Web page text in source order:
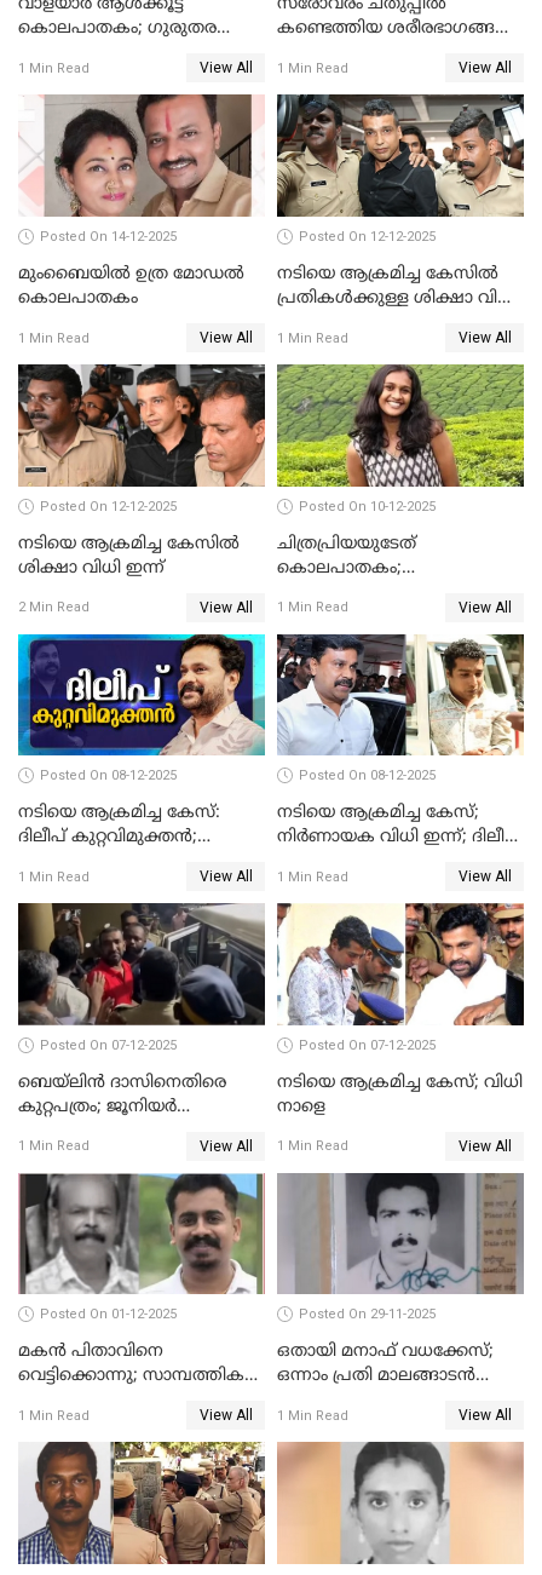
വാളയാർ ആൾക്കൂട്ട
കൊലപാതകം; ഗുരുതര
1 Min Read View All
സരോവരം ചതുപ്പിൽ
കണ്ടെത്തിയ ശരീരഭാഗങ്ങൾ
ഡി.എൻ.എ പരിശോധനയിൽ
സ്ഥിരീകരണം
1 Min Read View All
Posted On 14-12-2025
മുംബൈയില്‍ ഉത്ര മോഡല്‍
കൊലപാതകം
1 Min Read View All
Posted On 12-12-2025
നടിയെ ആക്രമിച്ച കേസില്‍
പ്രതികള്‍ക്കുള്ള ശിക്ഷാ വിധി
1 Min Read View All
Posted On 12-12-2025
നടിയെ ആക്രമിച്ച കേസിൽ
ശിക്ഷാ വിധി ഇന്ന്
2 Min Read View All
Posted On 10-12-2025
ചിത്രപ്രിയയുടേത്
കൊലപാതകം;
സമ്മതിച്ചെന്ന് പൊലീസ്
1 Min Read View All
Posted On 08-12-2025
നടിയെ ആക്രമിച്ച കേസ്:
ദിലീപ് കുറ്റവിമുക്തന്‍;
പ്രതികള്‍ കുറ്റക്കാര്‍;
ശിക്ഷവിധി 12 ന്
1 Min Read View All
Posted On 08-12-2025
നടിയെ ആക്രമിച്ച കേസ്;
നിർണായക വിധി ഇന്ന്; ദിലീപ്
1 Min Read View All
Posted On 07-12-2025
ബെയ്‌ലിന്‍ ദാസിനെതിരെ
കുറ്റപത്രം; ജൂനിയർ
മർദിച്ച കേസ്
1 Min Read View All
Posted On 07-12-2025
നടിയെ ആക്രമിച്ച കേസ്; വിധി
നാളെ
1 Min Read View All
Posted On 01-12-2025
മകൻ പിതാവിനെ
വെട്ടിക്കൊന്നു; സാമ്പത്തിക
1 Min Read View All
Posted On 29-11-2025
ഒതായി മനാഫ് വധക്കേസ്;
ഒന്നാം പ്രതി മാലങ്ങാടൻ
ഒരു ലക്ഷം രൂപ പിഴ
1 Min Read View All